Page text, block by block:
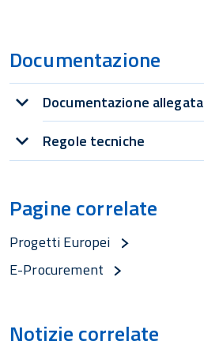
Documentazione
Documentazione allegata
Regole tecniche
Pagine correlate
Progetti Europei
E-Procurement
Notizie correlate